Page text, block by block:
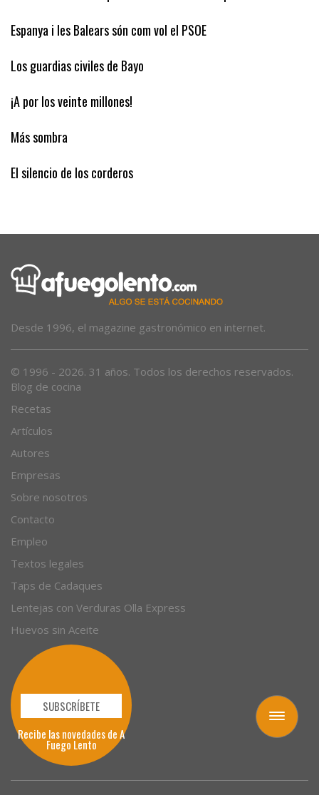
Toggle
navigation
Cuando los turistas permanecen menos tiempo
Espanya i les Balears són com vol el PSOE
Los guardias civiles de Bayo
¡A por los veinte millones!
Más sombra
Blog de cocina
Recetas
Artículos
Autores
Empresas
Sobre nosotros
Contacto
Empleo
Textos legales
Taps de Cadaques
Lentejas con Verduras Olla Express
Huevos sin Aceite
SUBSCRÍBETE
Recibe las novedades de A